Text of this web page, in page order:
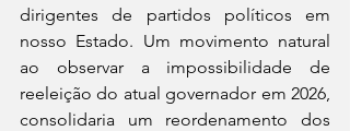
dirigentes de partidos políticos em
nosso Estado. Um movimento natural
ao observar a impossibilidade de
reeleição do atual governador em 2026,
consolidaria um reordenamento dos